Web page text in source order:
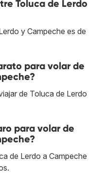
Toluca de Lerdo
y Campeche es de
para volar de
de Toluca de Lerdo
para volar de
de Lerdo a Campeche